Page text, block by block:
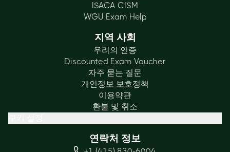
ISACA CISM
WGU Exam Help
지역 사회
우리의 인증
Discounted Exam Voucher
자주 묻는 질문
개인정보 보호정책
이용약관
환불 및 취소
연락처 정보